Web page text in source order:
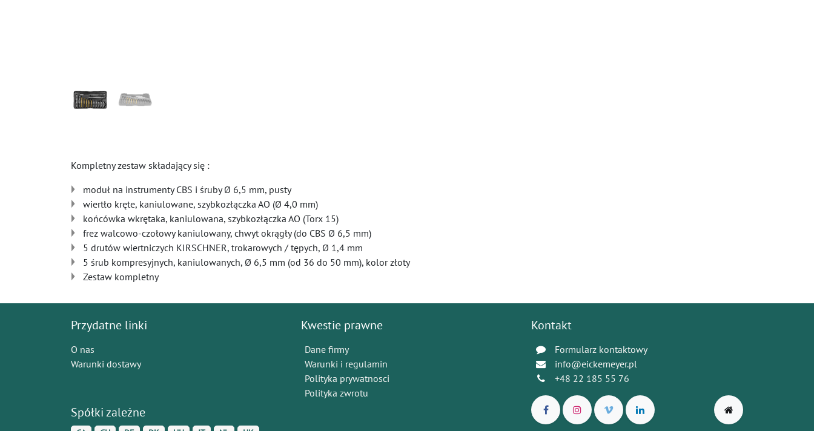
Kompletny zestaw składający się :
moduł na instrumenty CBS i śruby Ø 6,5 mm, pusty
wiertło kręte, kaniulowane, szybkozłączka AO (Ø 4,0 mm)
końcówka wkrętaka, kaniulowana, szybkozłączka AO (Torx 15)
frez walcowo-czołowy kaniulowany, chwyt okrągły (do CBS Ø 6,5 mm)
5 drutów wiertniczych KIRSCHNER, trokarowych / tępych, Ø 1,4 mm
5 śrub kompresyjnych, kaniulowanych, Ø 6,5 mm (od 36 do 50 mm), kolor złoty
Zestaw kompletny
Przydatne linki
O nas
Warunki dostawy
Spółki zależne
Kwestie prawne
Dane firmy
Warunki i regulamin
Polityka prywatnosci
Polityka zwrotu
Kontakt
Formularz kontaktowy
info@eickemeyer.pl
+48 22 185 55 76